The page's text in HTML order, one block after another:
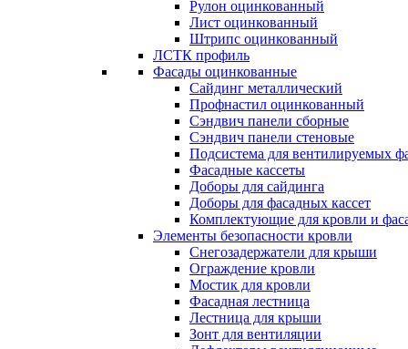
Рулон оцинкованный
Лист оцинкованный
Штрипс оцинкованный
ЛСТК профиль
Фасады оцинкованные
Сайдинг металлический
Профнастил оцинкованный
Сэндвич панели сборные
Сэндвич панели стеновые
Подсистема для вентилируемых
Фасадные кассеты
Доборы для сайдинга
Доборы для фасадных кассет
Комплектующие для кровли и
Элементы безопасности кровли
Снегозадержатели для крыши
Ограждение кровли
Мостик для кровли
Фасадная лестница
Лестница для крыши
Зонт для вентиляции